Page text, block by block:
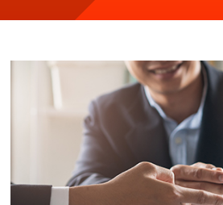
グループ